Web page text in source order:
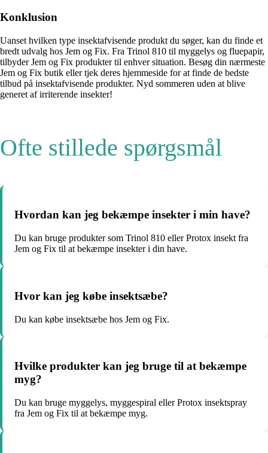
Konklusion
Uanset hvilken type insektafvisende produkt du søger, kan du finde et
bredt udvalg hos Jem og Fix. Fra Trinol 810 til myggelys og fluepapir,
tilbyder Jem og Fix produkter til enhver situation. Besøg din nærmeste
Jem og Fix butik eller tjek deres hjemmeside for at finde de bedste
tilbud på insektafvisende produkter. Nyd sommeren uden at blive
generet af irriterende insekter!
Ofte stillede spørgsmål
Hvordan kan jeg bekæmpe insekter i min have?
Du kan bruge produkter som Trinol 810 eller Protox insekt fra
Jem og Fix til at bekæmpe insekter i din have.
Hvor kan jeg købe insektsæbe?
Du kan købe insektsæbe hos Jem og Fix.
Hvilke produkter kan jeg bruge til at bekæmpe
myg?
Du kan bruge myggelys, myggespiral eller Protox insektspray
fra Jem og Fix til at bekæmpe myg.